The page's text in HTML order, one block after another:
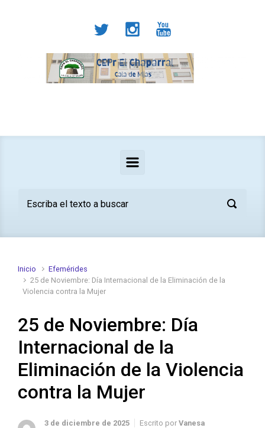
Inicio
Efemérides
25 de Noviembre: Día Internacional de la Eliminación de la
Violencia contra la Mujer
25 de Noviembre: Día
Internacional de la
Eliminación de la Violencia
contra la Mujer
3 de diciembre de 2025 Escrito por Vanesa